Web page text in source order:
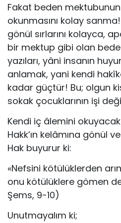
Fakat beden mektubunun
okunmasını kolay
gönül sırlarını kolayca,
bir mektup gibi olan
yazıları, yâni insanın
anlamak, yani kendi
kadar güçtür! Bu; olgun
sokak çocuklarının işi
Kendi iç âlemini
Hakk’ın kelâmına gönül
Hak buyurur ki:
«Nefsini kötülüklerden
onu kötülüklere gömen
Şems, 9-10)
Unutmayalım ki;